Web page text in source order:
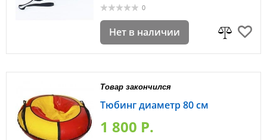
0
Нет в наличии
Товар закончился
Тюбинг диаметр 80 см
1 800 P.